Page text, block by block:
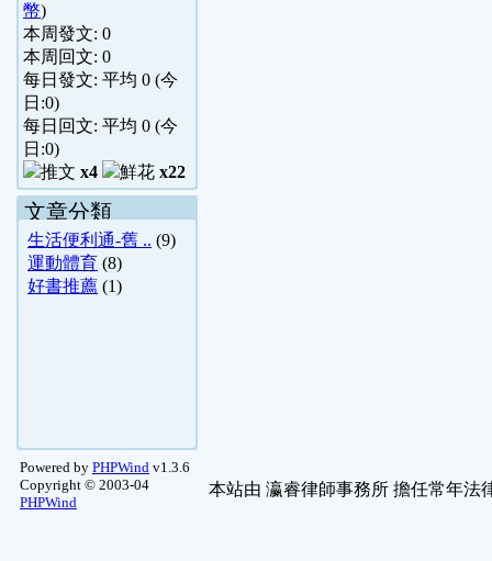
幣)
本周發文: 0
本周回文: 0
每日發文: 平均 0 (今
日:0)
每日回文: 平均 0 (今
日:0)
x4
x22
文章分類
生活便利通-舊 .. (9)
運動體育 (8)
好書推薦 (1)
Powered by PHPWind v1.3.6
Copyright © 2003-04
PHPWind
本站由 瀛睿律師事務所 擔任常年法